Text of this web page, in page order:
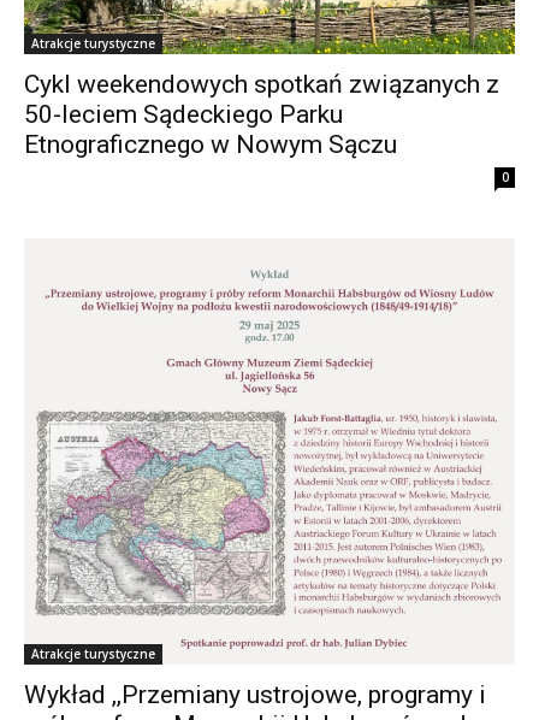
Atrakcje turystyczne
Cykl weekendowych spotkań związanych z
50-leciem Sądeckiego Parku
Etnograficznego w Nowym Sączu
0
Atrakcje turystyczne
Wykład ,,Przemiany ustrojowe, programy i